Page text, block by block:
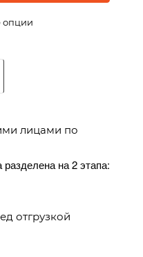
опции
лицами по
на 2 этапа:
отгрузкой